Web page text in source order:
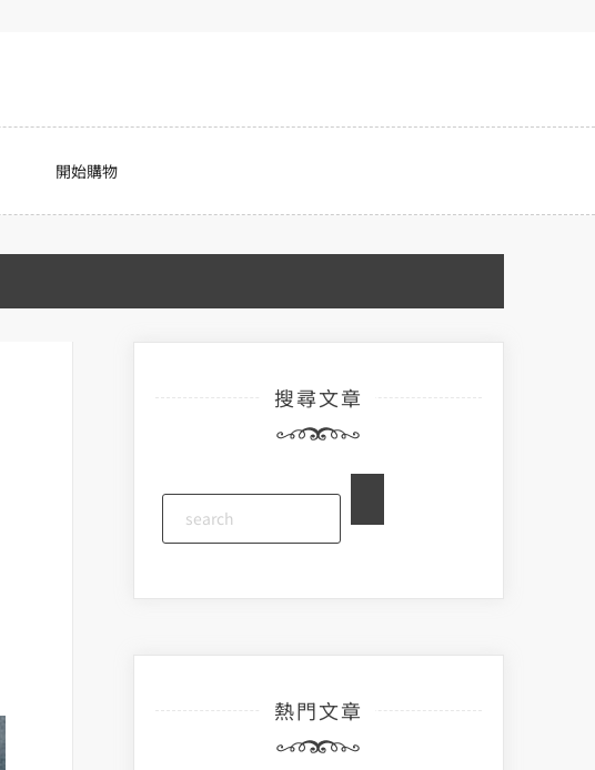
開始購物
搜尋文章
熱門文章